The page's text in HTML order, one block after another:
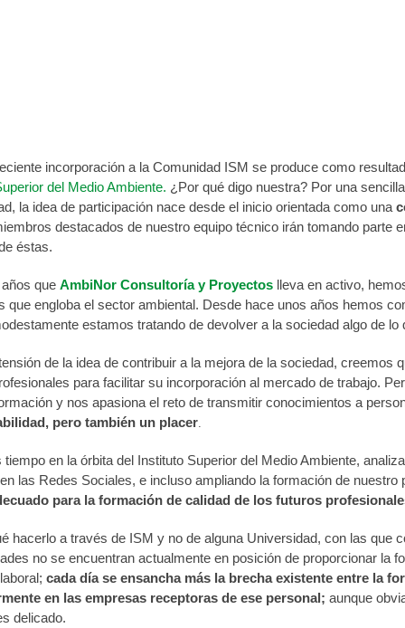
incorporación a la Comunidad ISM se produce como
del Medio Ambiente. ¿Por qué digo nuestra? Por una
la idea de participación nace desde el inicio orientada como una
destacados de nuestro equipo técnico irán tomando parte
éstas.
que AmbiNor Consultoría y Proyectos lleva en activo,
que engloba el sector ambiental. Desde hace unos años hemos
estamos tratando de devolver a la sociedad algo de
de la idea de contribuir a la mejora de la sociedad,
para facilitar su incorporación al mercado de trabajo.
y nos apasiona el reto de transmitir conocimientos a
pero también un placer.
tiempo en la órbita del Instituto Superior del Medio Ambiente,
las Redes Sociales, e incluso ampliando la formación de
para la formación de calidad de los futuros
hacerlo a través de ISM y no de alguna Universidad, con las que
no se encuentran actualmente en posición de proporcionar la
cada día se ensancha más la brecha existente entre la
en las empresas receptoras de ese personal; aunque
delicado.